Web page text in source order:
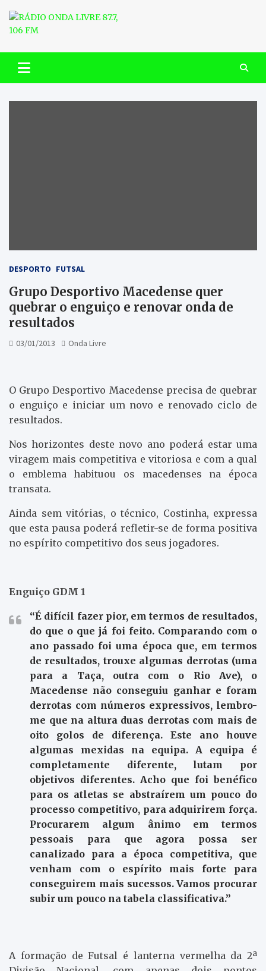
content
RÁDIO ONDA LIVRE 87.7, 106
FM
DESPORTO FUTSAL
Grupo Desportivo Macedense quer
quebrar o enguiço e renovar onda de
resultados
03/01/2013 Onda Livre
O Grupo Desportivo Macedense precisa de quebrar
o enguiço e iniciar um novo e renovado ciclo de
resultados.
Nos horizontes deste novo ano poderá estar uma
viragem mais competitiva e vitoriosa e com a qual
o emblema habituou os macedenses na época
transata.
Ainda sem vitórias, o técnico, Costinha, expressa
que esta pausa poderá refletir-se de forma positiva
no espírito competitivo dos seus jogadores.
Enguiço GDM 1
“É difícil fazer pior, em termos de resultados,
do que o que já foi feito. Comparando com o
ano passado foi uma época que, em termos
de resultados, trouxe algumas derrotas (uma
para a Taça, outra com o Rio Ave), o
Macedense não conseguiu ganhar e foram
derrotas com números expressivos, lembro-
me que na altura duas derrotas com mais de
oito golos de diferença. Este ano houve
algumas mexidas na equipa. A equipa é
completamente diferente, lutam por
objetivos diferentes. Acho que foi benéfico
para os atletas se abstraírem um pouco do
processo competitivo, para adquirirem força.
Procurarem algum ânimo em termos
pessoais para que agora possa ser
canalizado para a época competitiva, que
venham com o espírito mais forte para
conseguirem mais sucessos. Vamos procurar
subir um pouco na tabela classificativa.”
A formação de Futsal é lanterna vermelha da 2ª